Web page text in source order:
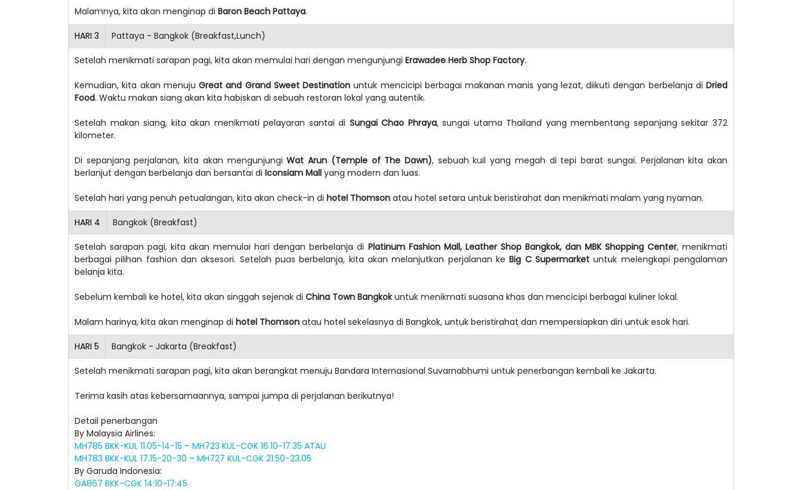
Malamnya, kita akan menginap di Baron Beach Pattaya.
HARI 3 Pattaya - Bangkok (Breakfast,Lunch)
Setelah menikmati sarapan pagi, kita akan memulai hari dengan mengunjungi Erawadee Herb Shop Factory.
Kemudian, kita akan menuju Great and Grand Sweet Destination untuk mencicipi berbagai makanan manis yang lezat, diikuti dengan berbelanja di Dried
Food. Waktu makan siang akan kita habiskan di sebuah restoran lokal yang autentik.
Setelah makan siang, kita akan menikmati pelayaran santai di Sungai Chao Phraya, sungai utama Thailand yang membentang sepanjang sekitar 372
kilometer.
Di sepanjang perjalanan, kita akan mengunjungiWat Arun (Temple of The Dawn), sebuah kuil yang megah di tepi barat sungai. Perjalanan kita akan
berlanjut dengan berbelanja dan bersantai di Iconsiam Mall yang modern dan luas.
Setelah hari yang penuh petualangan, kita akan check-in di hotel Thomson atau hotel setara untuk beristirahat dan menikmati malam yang nyaman.
HARI 4 Bangkok (Breakfast)
Setelah sarapan pagi, kita akan memulai hari dengan berbelanja di Platinum Fashion Mall, Leather Shop Bangkok, dan MBK Shopping Center, menikmati
berbagai pilihan fashion dan aksesori. Setelah puas berbelanja, kita akan melanjutkan perjalanan keBig C Supermarket untuk melengkapi pengalaman
belanja kita.
Sebelum kembali ke hotel, kita akan singgah sejenak di China Town Bangkokuntuk menikmati suasana khas dan mencicipi berbagai kuliner lokal.
Malam harinya, kita akan menginap di hotel Thomson atau hotel sekelasnya di Bangkok, untuk beristirahat dan mempersiapkan diri untuk esok hari.
HARI 5 Bangkok - Jakarta (Breakfast)
Setelah menikmati sarapan pagi, kita akan berangkat menuju Bandara Internasional Suvarnabhumi untuk penerbangan kembali ke Jakarta.
Terima kasih atas kebersamaannya, sampai jumpa di perjalanan berikutnya!
Detail penerbangan
By Malaysia Airlines:
MH785 BKK-KUL 11.05-14-15 – MH723 KUL-CGK 16.10-17.35 ATAU
MH783 BKK-KUL 17.15-20-30 – MH727 KUL-CGK 21.50-23.05
By Garuda Indonesia:
GA867 BKK-CGK 14:10-17:45